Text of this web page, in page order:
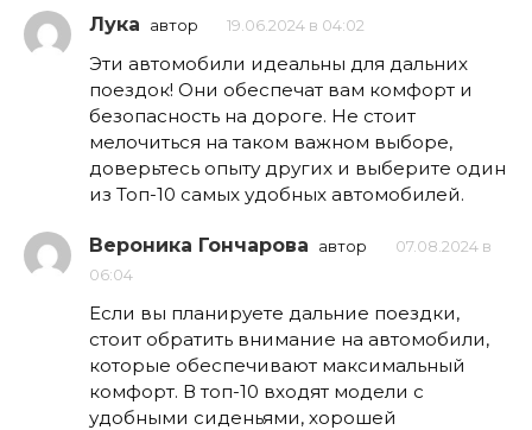
Лука автор 19.06.2024 в 04:02
Эти автомобили идеальны для дальних
поездок! Они обеспечат вам комфорт и
безопасность на дороге. Не стоит
мелочиться на таком важном выборе,
доверьтесь опыту других и выберите один
из Топ-10 самых удобных автомобилей.
Вероника Гончарова автор
07.08.2024 в
06:04
Если вы планируете дальние поездки,
стоит обратить внимание на автомобили,
которые обеспечивают максимальный
комфорт. В топ-10 входят модели с
удобными сиденьями, хорошей